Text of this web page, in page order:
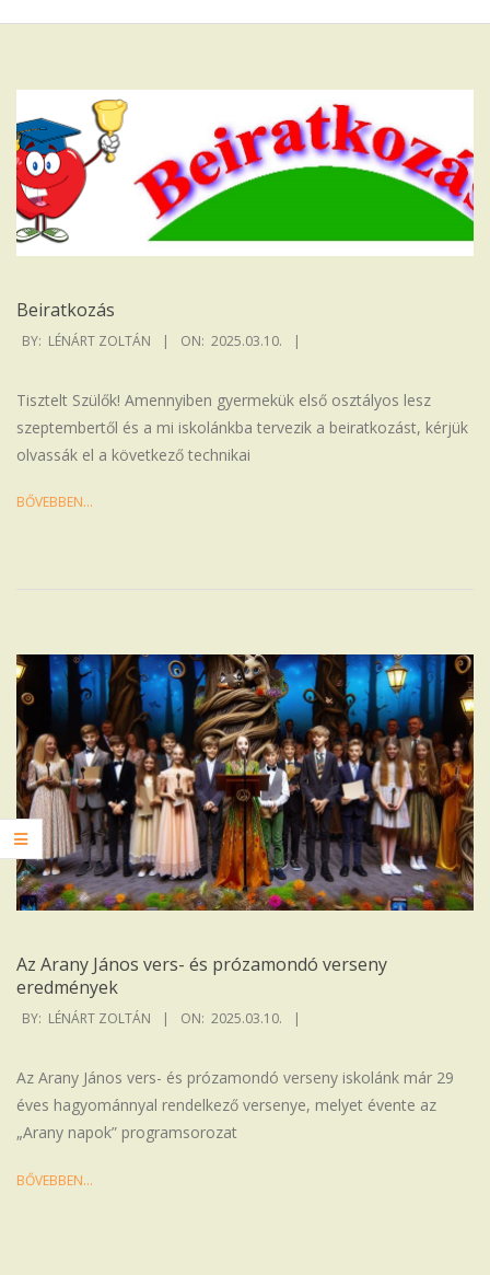
Iskola
Beiratkozás
2025-
BY: LÉNÁRT ZOLTÁN ON: 2025.03.10.
Tisztelt Szülők! Amennyiben gyermekük első osztályos lesz
szeptembertől és a mi iskolánkba tervezik a beiratkozást, kérjük
olvassák el a következő technikai
BŐVEBBEN…
Az Arany János vers- és prózamondó verseny
eredmények
2025-
BY: LÉNÁRT ZOLTÁN ON: 2025.03.10.
Az Arany János vers- és prózamondó verseny iskolánk már 29
éves hagyománnyal rendelkező versenye, melyet évente az
„Arany napok” programsorozat
BŐVEBBEN…